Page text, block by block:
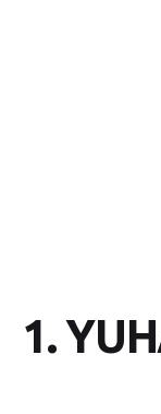
1.